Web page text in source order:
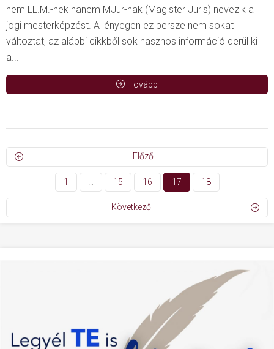
nem LL.M.-nek hanem MJur-nak (Magister Juris) nevezik a
jogi mesterképzést. A lényegen ez persze nem sokat
változtat, az alábbi cikkből sok hasznos információ derül ki
a...
Tovább
Előző
1 15 16 17 18
Következő